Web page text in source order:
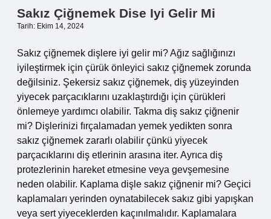
Sakız Çiğnemek Dise Iyi Gelir Mi
Tarih: Ekim 14, 2024
Sakız çiğnemek dişlere iyi gelir mi? Ağız sağlığınızı
iyileştirmek için çürük önleyici sakız çiğnemek zorunda
değilsiniz. Şekersiz sakız çiğnemek, diş yüzeyinden
yiyecek parçacıklarını uzaklaştırdığı için çürükleri
önlemeye yardımcı olabilir. Takma diş sakız çiğnenir
mi? Dişlerinizi fırçalamadan yemek yedikten sonra
sakız çiğnemek zararlı olabilir çünkü yiyecek
parçacıklarını diş etlerinin arasına iter. Ayrıca diş
protezlerinin hareket etmesine veya gevşemesine
neden olabilir. Kaplama dişle sakız çiğnenir mi? Geçici
kaplamaları yerinden oynatabilecek sakız gibi yapışkan
veya sert yiyeceklerden kaçınılmalıdır. Kaplamalara